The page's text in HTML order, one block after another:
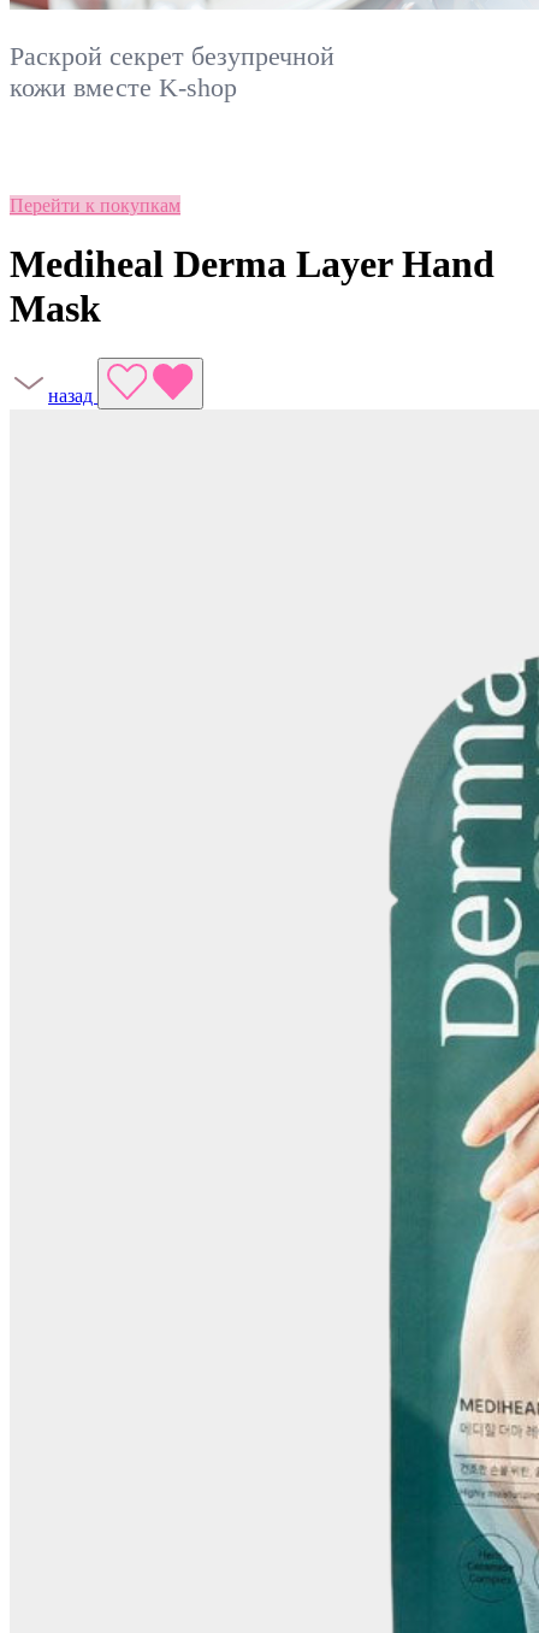
Раскрой секрет безупречной
кожи вместе K-shop
Перейти к покупкам
Mediheal Derma Layer Hand
Mask
назад